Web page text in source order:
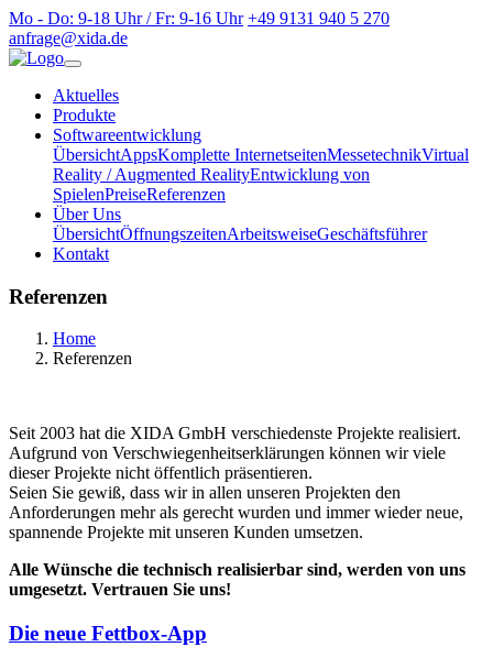
Mo - Do: 9-18 Uhr / Fr: 9-16 Uhr +49 9131 940 5 270
anfrage@xida.de
Aktuelles
Produkte
Softwareentwicklung
ÜbersichtAppsKomplette InternetseitenMessetechnikVirtual
Reality / Augmented RealityEntwicklung von
SpielenPreiseReferenzen
Über Uns
ÜbersichtÖffnungszeitenArbeitsweiseGeschäftsführer
Kontakt
Referenzen
Home
Referenzen
Seit 2003 hat die XIDA GmbH verschiedenste Projekte realisiert.
Aufgrund von Verschwiegenheitserklärungen können wir viele
dieser Projekte nicht öffentlich präsentieren.
Seien Sie gewiß, dass wir in allen unseren Projekten den
Anforderungen mehr als gerecht wurden und immer wieder neue,
spannende Projekte mit unseren Kunden umsetzen.
Alle Wünsche die technisch realisierbar sind, werden von uns
umgesetzt. Vertrauen Sie uns!
Die neue Fettbox-App